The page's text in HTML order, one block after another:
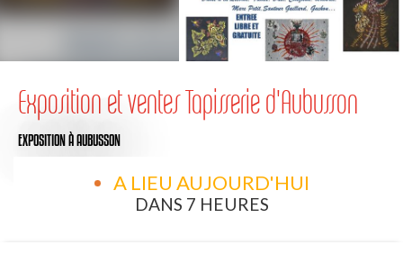
Exposition et ventes Tapisserie d'Aubusson
EXPOSITIONÀ AUBUSSON
A LIEU AUJOURD'HUI
DANS 7 HEURES